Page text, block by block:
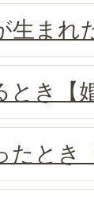
生まれ
き【
たとき